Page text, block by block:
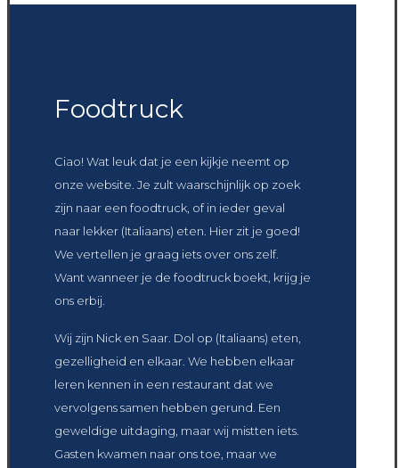
Foodtruck
Ciao! Wat leuk dat je een kijkje neemt op
onze website. Je zult waarschijnlijk op zoek
zijn naar een foodtruck, of in ieder geval
naar lekker (Italiaans) eten. Hier zit je goed!
We vertellen je graag iets over ons zelf.
Want wanneer je de foodtruck boekt, krijg je
ons erbij.
Wij zijn Nick en Saar. Dol op (Italiaans) eten,
gezelligheid en elkaar. We hebben elkaar
leren kennen in een restaurant dat we
vervolgens samen hebben gerund. Een
geweldige uitdaging, maar wij mistten iets.
Gasten kwamen naar ons toe, maar we